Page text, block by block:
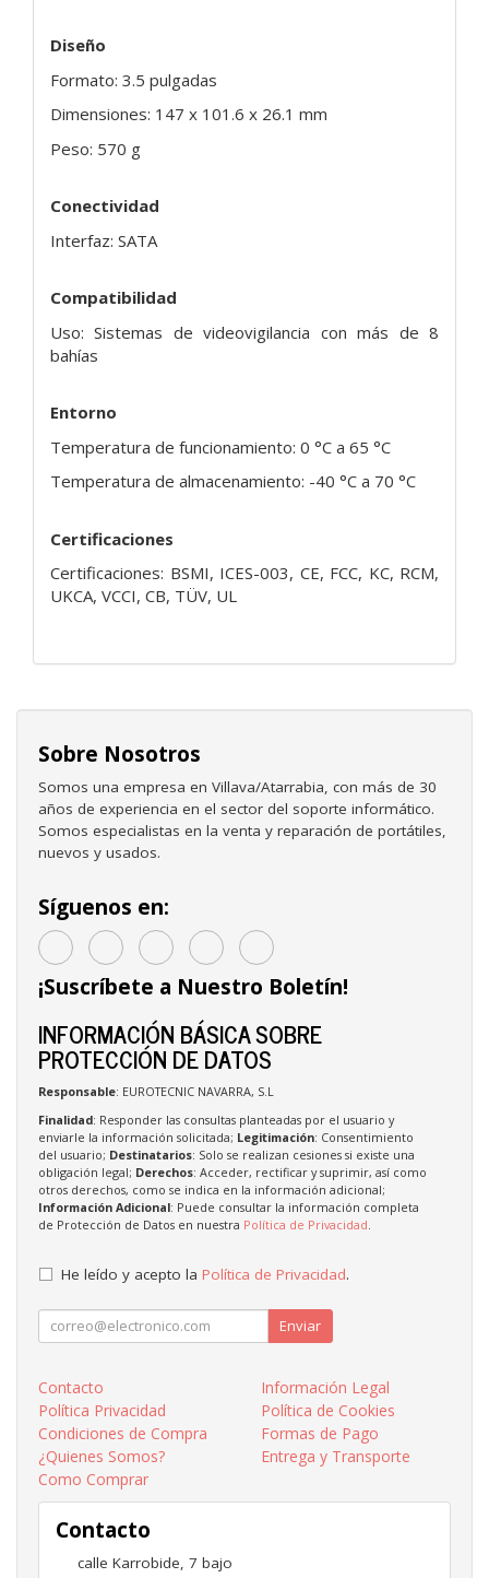
Diseño
Formato: 3.5 pulgadas
Dimensiones: 147 x 101.6 x 26.1 mm
Peso: 570 g
Conectividad
Interfaz: SATA
Compatibilidad
Uso: Sistemas de videovigilancia con más de 8
bahías
Entorno
Temperatura de funcionamiento: 0 °C a 65 °C
Temperatura de almacenamiento: -40 °C a 70 °C
Certificaciones
Certificaciones: BSMI, ICES-003, CE, FCC, KC, RCM,
UKCA, VCCI, CB, TÜV, UL
Sobre Nosotros
Somos una empresa en Villava/Atarrabia, con más de 30
años de experiencia en el sector del soporte informático.
Somos especialistas en la venta y reparación de portátiles,
nuevos y usados.
Síguenos en:
¡Suscríbete a Nuestro Boletín!
INFORMACIÓN BÁSICA SOBRE
PROTECCIÓN DE DATOS
Responsable: EUROTECNIC NAVARRA, S.L
Finalidad: Responder las consultas planteadas por el usuario y
enviarle la información solicitada; Legitimación: Consentimiento
del usuario; Destinatarios: Solo se realizan cesiones si existe una
obligación legal; Derechos: Acceder, rectificar y suprimir, así como
otros derechos, como se indica en la información adicional;
Información Adicional: Puede consultar la información completa
de Protección de Datos en nuestra Política de Privacidad.
He leído y acepto la Política de Privacidad.
Enviar
Contacto
Información Legal
Política Privacidad
Política de Cookies
Condiciones de Compra
Formas de Pago
¿Quienes Somos?
Entrega y Transporte
Como Comprar
Contacto
calle Karrobide, 7 bajo